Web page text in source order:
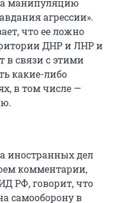
манипуляцию
агрессии».
что ее ложно
ДНР и ЛНР и
в связи с этими
какие-либо
в том числе —
иностранных дел
комментарии,
РФ, говорит, что
самооборону в